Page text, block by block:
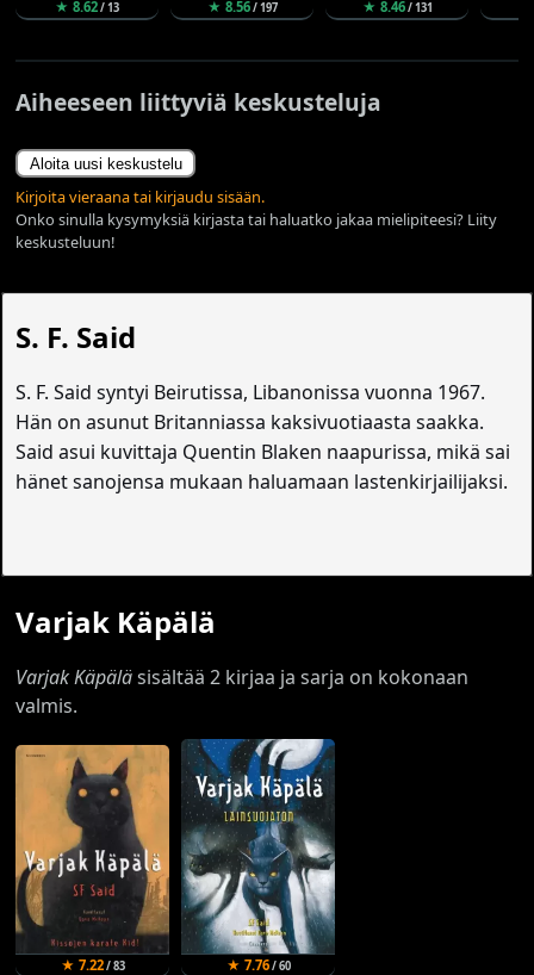
★ 8.62/ 13 ★ 8.56/ 197 ★ 8.46/ 131
Aiheeseen liittyviä keskusteluja
Aloita uusi keskustelu
Kirjoita vieraana tai kirjaudu sisään.
Onko sinulla kysymyksiä kirjasta tai haluatko jakaa mielipiteesi? Liity
keskusteluun!
S. F. Said
S. F. Said syntyi Beirutissa, Libanonissa vuonna 1967.
Hän on asunut Britanniassa kaksivuotiaasta saakka.
Said asui kuvittaja Quentin Blaken naapurissa, mikä sai
hänet sanojensa mukaan haluamaan lastenkirjailijaksi.
Varjak Käpälä
Varjak Käpäläsisältää 2 kirjaa ja sarja on kokonaan
valmis.
★ 7.22/ 83 ★ 7.76/ 60